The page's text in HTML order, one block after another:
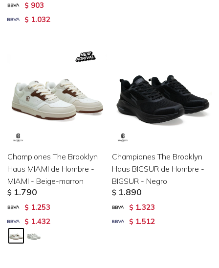
$ 903
$ 1.032
Championes The Brooklyn
Haus MIAMI de Hombre -
MIAMI - Beige-marron
$ 1.790
$ 1.253
$ 1.432
Championes The Brooklyn
Haus BIGSUR de Hombre -
BIGSUR - Negro
$ 1.890
$ 1.323
$ 1.512